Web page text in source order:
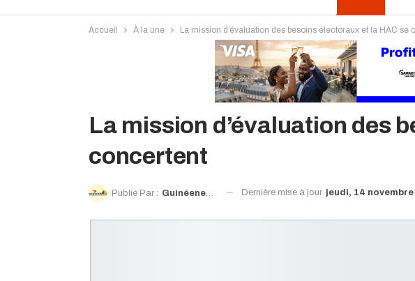
Interviews
Accueil À la une La mission d’évaluation des besoins électoraux et la HAC se
La mission d’évaluation des
concertent
Publié Par : Guinéenews© Dernière mise à jour jeudi, 14 novembre